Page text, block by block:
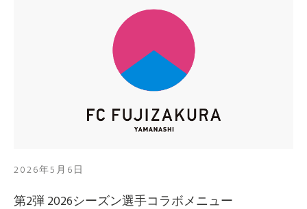
2026年5月6日
第2弾 2026シーズン選手コラボメニュー